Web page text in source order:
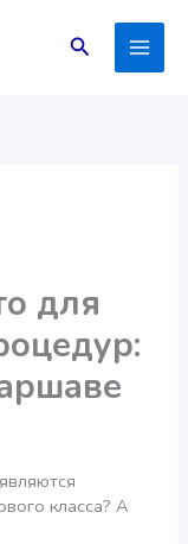
Поиск
для
класса? А